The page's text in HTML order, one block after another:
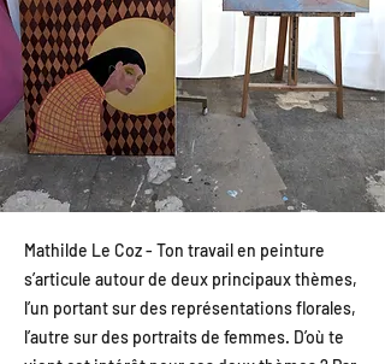
Mathilde Le Coz - Ton travail en peinture
s’articule autour de deux principaux thèmes,
l’un portant sur des représentations florales,
l’autre sur des portraits de femmes. D’où te